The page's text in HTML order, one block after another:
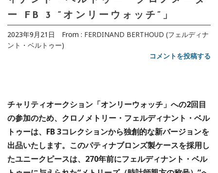
ー FB 3 “オンリーウォッチ”」
2023年9月21日 From : FERDINAND BERTHOUD (フェルディナ
ント・ベルトゥー)
コメントを投稿する
チャリティオークション「オンリーウォッチ」への2回目
の参加のため、クロノメトリー・フェルディナント・ベル
トゥーは、FB 3コレクションから独創的な新バージョンを
出品いたします。このパティナブロンズ製ケースを採用し
たユニークピースは、270年前にフェルディナント・ベル